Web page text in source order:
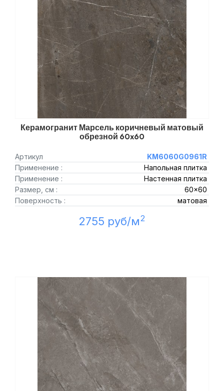
Керамогранит Марсель коричневый матовый
обрезной 60x60
Артикул
KM6060G0961R
Применение :
Напольная плитка
Применение :
Настенная плитка
Размер, см :
60x60
Поверхность :
матовая
2755 руб/м2